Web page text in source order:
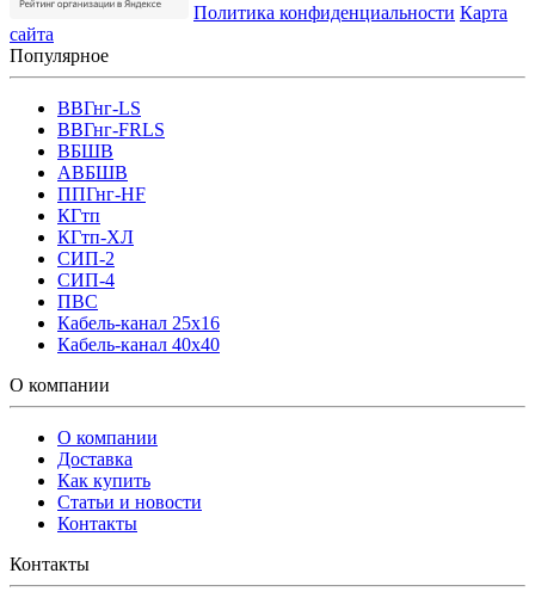
Политика конфиденциальности Карта
сайта
Популярное
ВВГнг-LS
ВВГнг-FRLS
ВБШВ
АВБШВ
ППГнг-HF
КГтп
КГтп-ХЛ
СИП-2
СИП-4
ПВС
Кабель-канал 25х16
Кабель-канал 40х40
О компании
О компании
Доставка
Как купить
Статьи и новости
Контакты
Контакты